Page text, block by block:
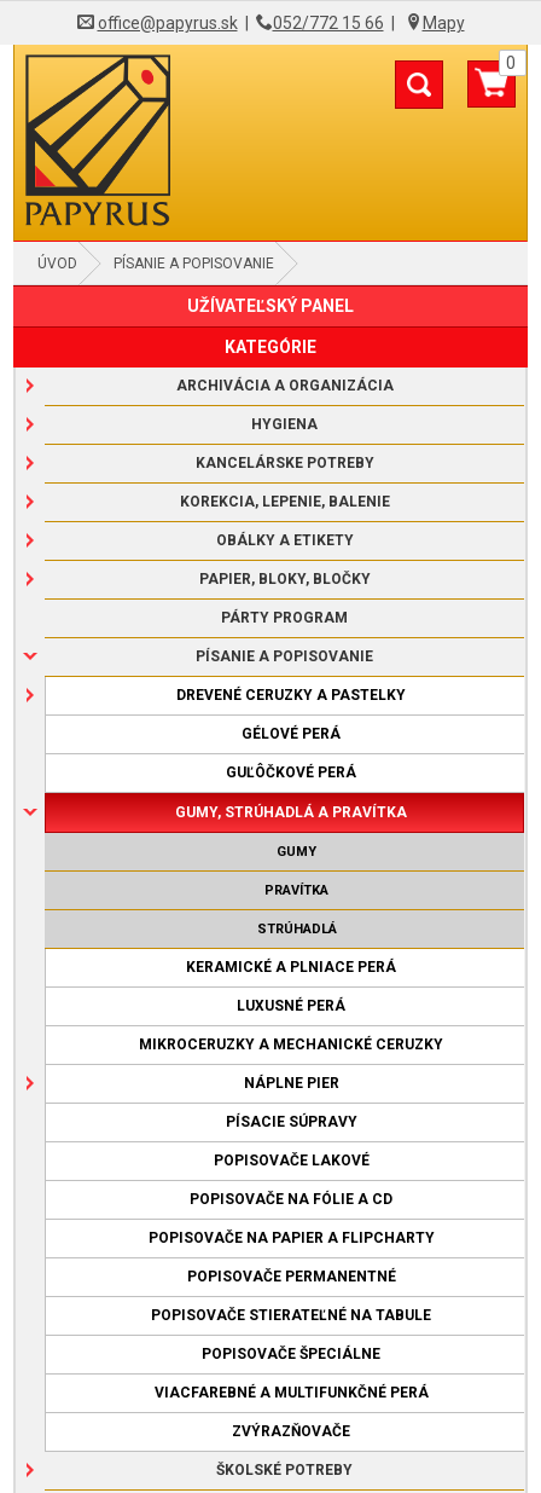
office@papyrus.sk| 052/772 15 66 Mapy
0
ÚVOD PÍSANIE A POPISOVANIE
GUMY, STRÚHADLÁ A PRAVÍTKAUŽÍVATEĽSKÝ PANEL
KATEGÓRIE
ARCHIVÁCIA A ORGANIZÁCIA
HYGIENA
KANCELÁRSKE POTREBY
KOREKCIA, LEPENIE, BALENIE
OBÁLKY A ETIKETY
PAPIER, BLOKY, BLOČKY
PÁRTY PROGRAM
PÍSANIE A POPISOVANIE
DREVENÉ CERUZKY A PASTELKY
GÉLOVÉ PERÁ
GUĽÔČKOVÉ PERÁ
GUMY, STRÚHADLÁ A PRAVÍTKA
GUMY
PRAVÍTKA
STRÚHADLÁ
KERAMICKÉ A PLNIACE PERÁ
LUXUSNÉ PERÁ
MIKROCERUZKY A MECHANICKÉ CERUZKY
NÁPLNE PIER
PÍSACIE SÚPRAVY
POPISOVAČE LAKOVÉ
POPISOVAČE NA FÓLIE A CD
POPISOVAČE NA PAPIER A FLIPCHARTY
POPISOVAČE PERMANENTNÉ
POPISOVAČE STIERATEĽNÉ NA TABULE
POPISOVAČE ŠPECIÁLNE
VIACFAREBNÉ A MULTIFUNKČNÉ PERÁ
ZVÝRAZŇOVAČE
ŠKOLSKÉ POTREBY